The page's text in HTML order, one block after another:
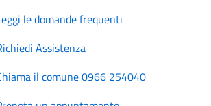
le domande frequenti
Assistenza
il comune 0966 254040